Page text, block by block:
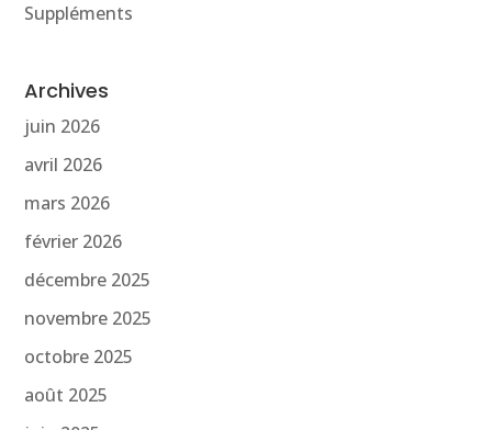
Suppléments
Archives
juin 2026
avril 2026
mars 2026
février 2026
décembre 2025
novembre 2025
octobre 2025
août 2025